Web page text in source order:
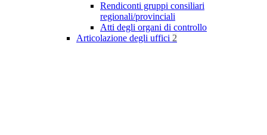
Rendiconti gruppi consiliari
regionali/provinciali
Atti degli organi di controllo
Articolazione degli uffici 2